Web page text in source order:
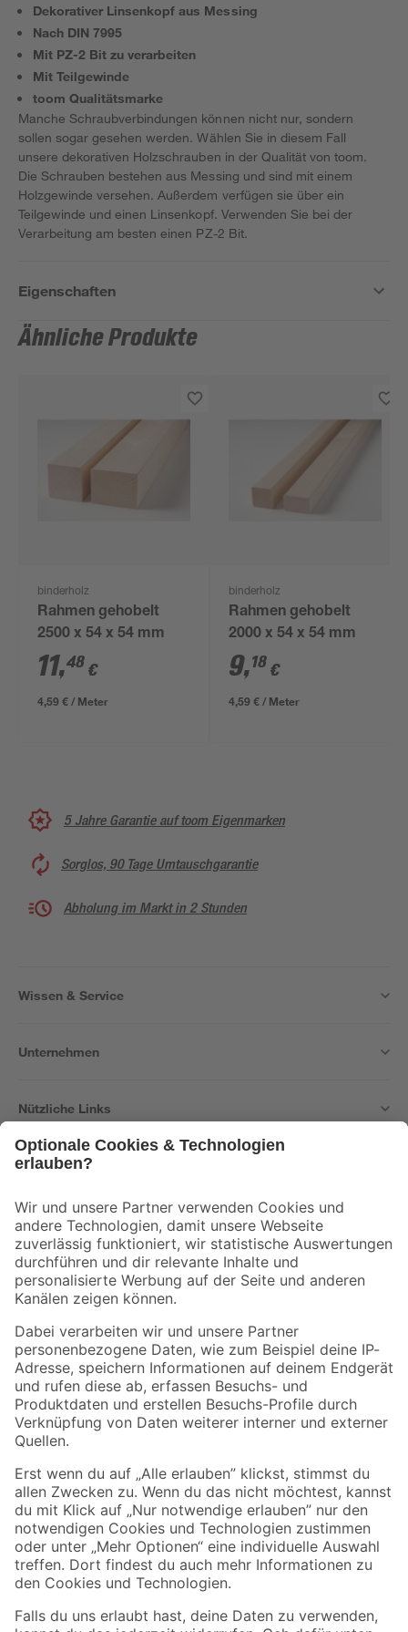
Dekorativer Linsenkopf aus Messing
Nach DIN 7995
Mit PZ-2 Bit zu verarbeiten
Mit Teilgewinde
toom Qualitätsmarke
Manche Schraubverbindungen können nicht nur, sondern
sollen sogar gesehen werden. Wählen Sie in diesem Fall
unsere dekorativen Holzschrauben in der Qualität von toom.
Die Schrauben bestehen aus Messing und sind mit einem
Holzgewinde versehen. Außerdem verfügen sie über ein
Teilgewinde und einen Linsenkopf. Verwenden Sie bei der
Verarbeitung am besten einen PZ-2 Bit.
Eigenschaften
Ähnliche Produkte
binderholz
Rahmen gehobelt
2500 x 54 x 54 mm
11,48 €
4,59 € / Meter
binderholz
Rahmen gehobelt
2000 x 54 x 54 mm
9,18 €
4,59 € / Meter
5 Jahre Garantie auf toom Eigenmarken
Sorglos, 90 Tage Umtauschgarantie
Abholung im Markt in 2 Stunden
Wissen & Service
Unternehmen
Nützliche Links
Der toom Newsletter: Keine Angebote und Aktionen mehr verpassen!
Zur Newsletter Anmeldung
Folge uns
Zahlungsarten Versandarten
Sicher einkaufen
Jetzt die toom-App herunterladen